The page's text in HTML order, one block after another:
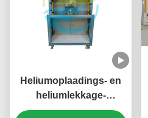
Heliumoplaadings- en
heliumlekkage-
testapparatuur voor